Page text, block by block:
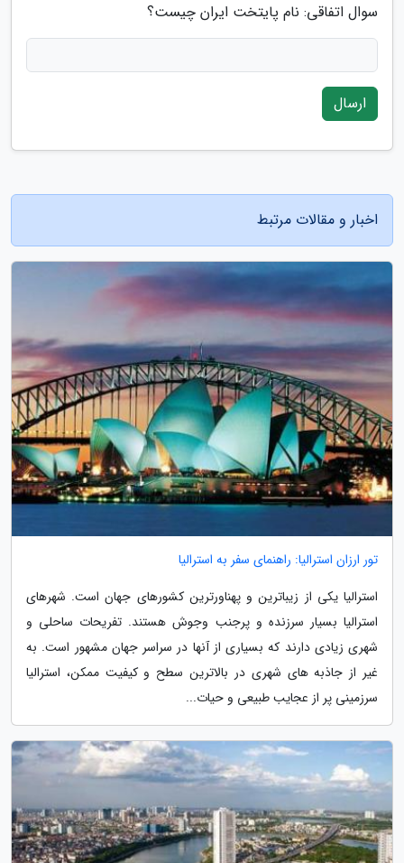
سوال اتفاقی: نام پایتخت ایران چیست؟
ارسال
اخبار و مقالات مرتبط
تور ارزان استرالیا: راهنمای سفر به استرالیا
استرالیا یکی از زیباترین و پهناورترین کشورهای جهان است. شهرهای
استرالیا بسیار سرزنده و پرجنب وجوش هستند. تفریحات ساحلی و
شهری زیادی دارند که بسیاری از آنها در سراسر جهان مشهور است. به
غیر از جاذبه های شهری در بالاترین سطح و کیفیت ممکن، استرالیا
سرزمینی پر از عجایب طبیعی و حیات...